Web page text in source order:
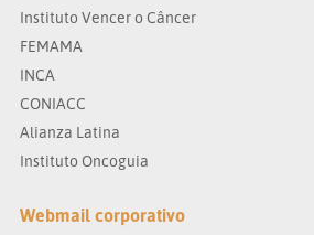
Instituto Vencer o Câncer
FEMAMA
INCA
CONIACC
Alianza Latina
Instituto Oncoguia
Webmail corporativo